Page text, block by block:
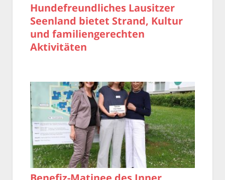
Hundefreundliches Lausitzer
Seenland bietet Strand, Kultur
und familiengerechten
Aktivitäten